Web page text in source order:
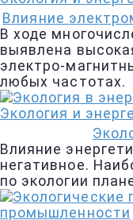
Влияние
В ходе
выявлена
электро-
любых частотах.
Экология и
Влияние
негативное.
по экологии